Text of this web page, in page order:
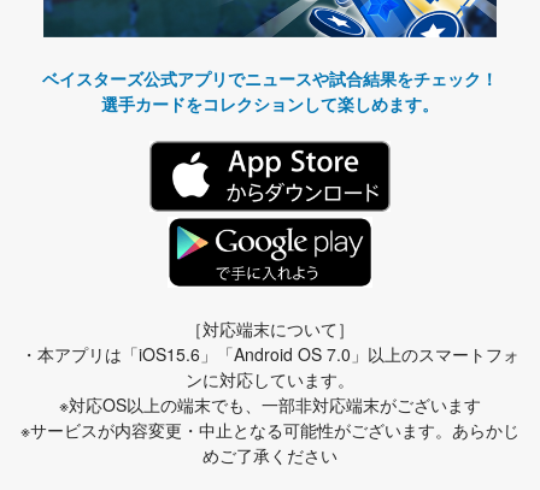
ベイスターズ公式アプリでニュースや試合結果をチェック！
選手カードをコレクションして楽しめます。
［対応端末について］
・本アプリは「iOS15.6」「Android OS 7.0」以上のスマートフォ
ンに対応しています。
※対応OS以上の端末でも、一部非対応端末がございます
※サービスが内容変更・中止となる可能性がございます。あらかじ
めご了承ください